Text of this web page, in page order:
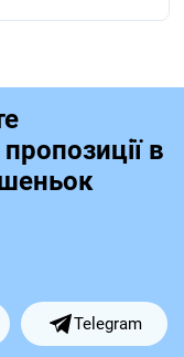
в
Telegram